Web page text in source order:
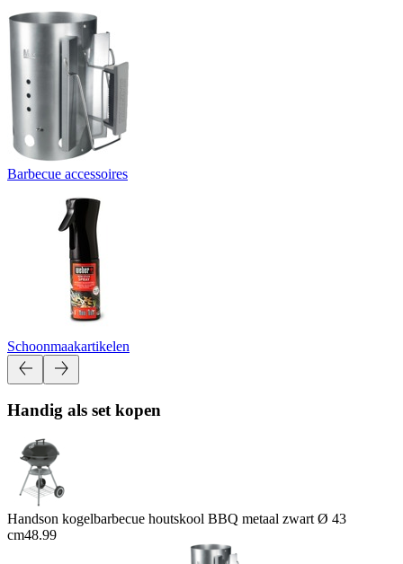
Barbecue accessoires
Schoonmaakartikelen
Handig als set kopen
Handson kogelbarbecue houtskool BBQ metaal zwart Ø 43
cm48.99